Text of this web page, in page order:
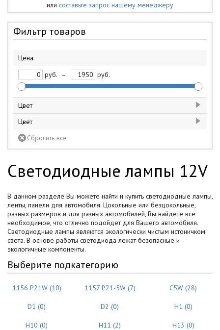
или составьте запрос нашему менеджеру
Фильтр товаров
Цена
руб.
– руб.
Цвет
белый
6
голубой
желтый
1
3
красный
Цвет
синий
красный
1
1
белый
Светодиодные лампы 12V
В данном разделе Вы можете найти и купить светодиодные лампы,
ленты, панели для автомобиля. Цокольные или безцокольные,
разных размеров и для разных автомобилей, Вы найдете все
необходимое, что отлично подойдет для Вашего автомобиля.
Светодиодные лампы являются экологически чистым истоничком
света. В основе работы светодиода лежат безопасные и
экологичные компоненты.
Выберите подкатегорию
1156 P21W (10) 1157 P21-5W (7) C5W (28)
D1 (0) D2 (0) H1 (0)
H10 (0) H11 (2) H13 (0)